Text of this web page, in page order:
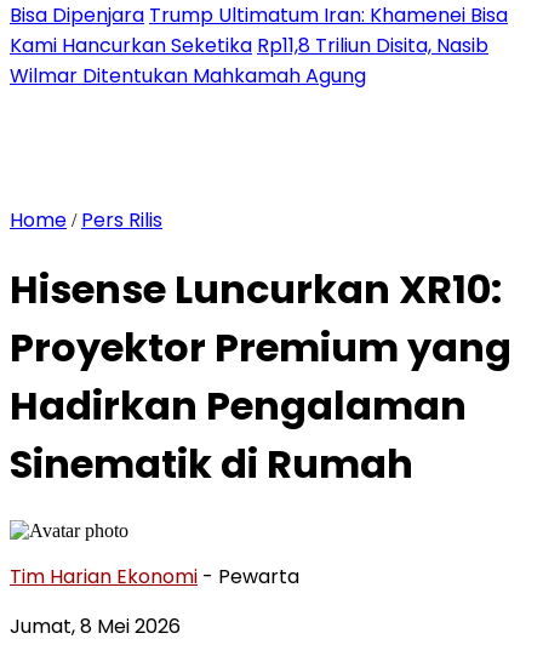
Bisa Dipenjara Trump Ultimatum Iran: Khamenei Bisa
Kami Hancurkan Seketika Rp11,8 Triliun Disita, Nasib
Wilmar Ditentukan Mahkamah Agung
Home / Pers Rilis
Hisense Luncurkan XR10:
Proyektor Premium yang
Hadirkan Pengalaman
Sinematik di Rumah
Tim Harian Ekonomi - Pewarta
Jumat, 8 Mei 2026